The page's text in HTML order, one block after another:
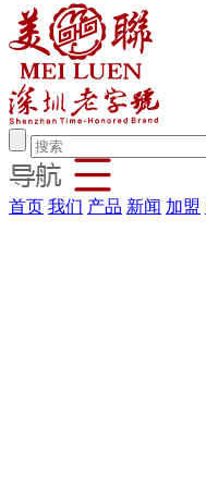
首页 我们 产品 新闻 加盟